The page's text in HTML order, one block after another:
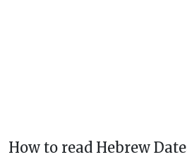
How to read Hebrew